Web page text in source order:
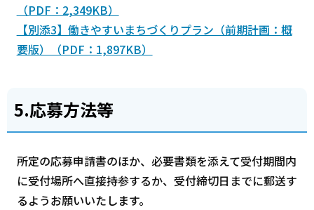
（PDF：2,349KB）
【別添3】働きやすいまちづくりプラン（前期計画：概
要版）（PDF：1,897KB）
5.応募方法等
所定の応募申請書のほか、必要書類を添えて受付期間内
に受付場所へ直接持参するか、受付締切日までに郵送す
るようお願いいたします。